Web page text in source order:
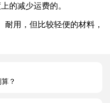
的减少运费的。
用，但比较轻便的材料，
？